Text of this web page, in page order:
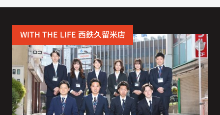
WITH THE LIFE 西鉄久留米店